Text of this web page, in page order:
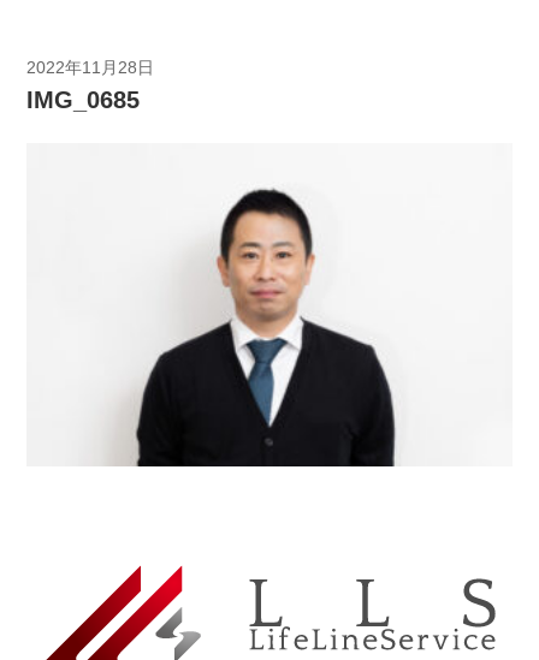
2022年11月28日
IMG_0685